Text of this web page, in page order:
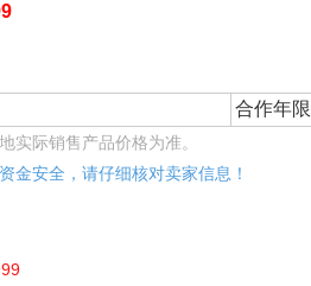
合作年限
实际销售产品价格为准。
金安全，请仔细核对卖家信息！